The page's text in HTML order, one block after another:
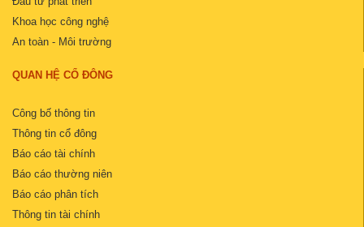
Khoa học công nghệ
An toàn - Môi trường
QUAN HỆ CỔ ĐÔNG
Công bố thông tin
Thông tin cổ đông
Báo cáo tài chính
Báo cáo thường niên
Báo cáo phân tích
Thông tin tài chính